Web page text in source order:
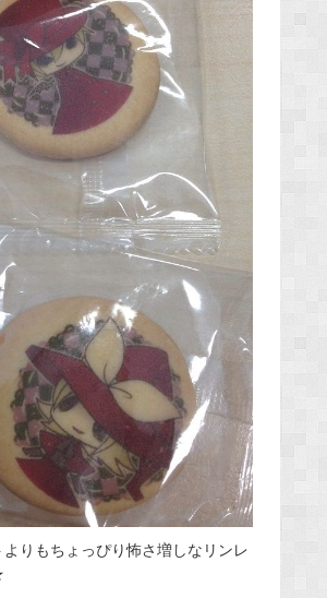
りもちょっぴり怖さ増しなリンレ